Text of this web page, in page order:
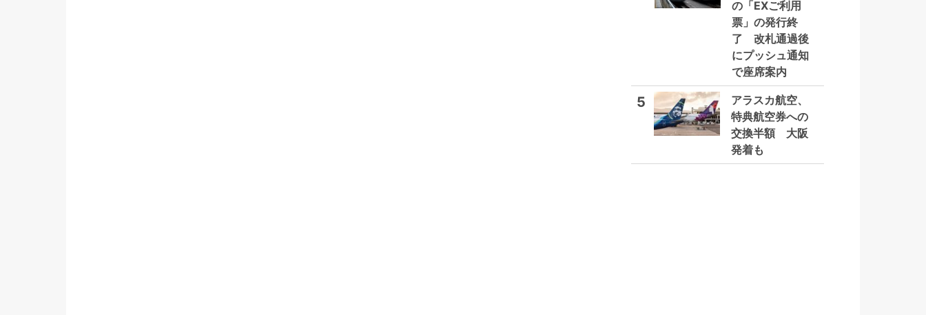
の「EXご利用
票」の発行終
了 改札通過後
にプッシュ通知
で座席案内
5
アラスカ航空、
特典航空券への
交換半額 大阪
発着も